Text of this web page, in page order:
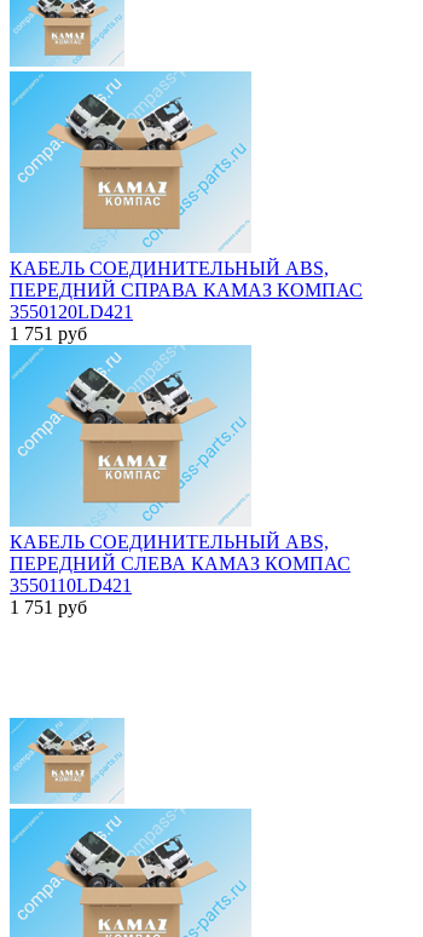
КАБЕЛЬ СОЕДИНИТЕЛЬНЫЙ ABS,
ПЕРЕДНИЙ СПРАВА КАМАЗ КОМПАС
3550120LD421
1 751 руб
КАБЕЛЬ СОЕДИНИТЕЛЬНЫЙ ABS,
ПЕРЕДНИЙ СЛЕВА КАМАЗ КОМПАС
3550110LD421
1 751 руб